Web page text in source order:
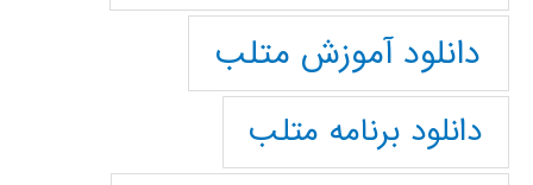
دانلود آموزش متلب
دانلود برنامه متلب